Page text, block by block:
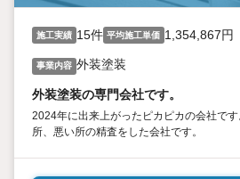
施工実績 15件 平均施工単価 1,354,867円
事業内容 外装塗装
外装塗装の専門会社です。
2024年に出来上がったピカピカの会社で
所、悪い所の精査をした会社です。